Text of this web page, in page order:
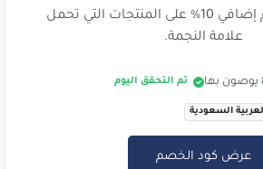
للاستمتاع بخصم إضافي 10% على المنتجات التي تحمل
علامة النجمة.
تم التحقق اليوم
السعودية
عرض كود الخصم